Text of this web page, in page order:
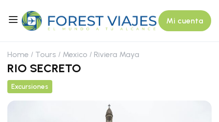
Mi cuenta
Home Tours Mexico Riviera Maya
RIO SECRETO
Excursiones